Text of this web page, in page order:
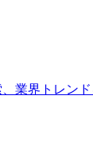
業界トレン